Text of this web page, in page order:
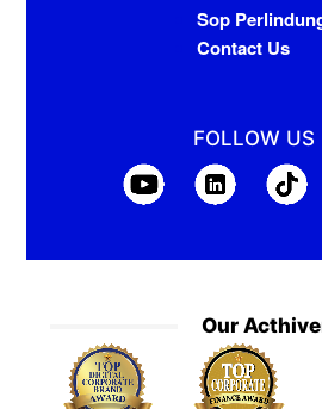
Sop
Contact Us
FOLLOW US
Our